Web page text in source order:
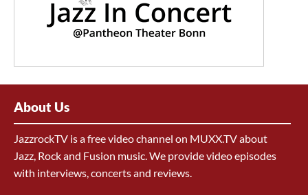
About Us
JazzrockTV is a free video channel on MUXX.TV about
Jazz, Rock and Fusion music. We provide video episodes
with interviews, concerts and reviews.